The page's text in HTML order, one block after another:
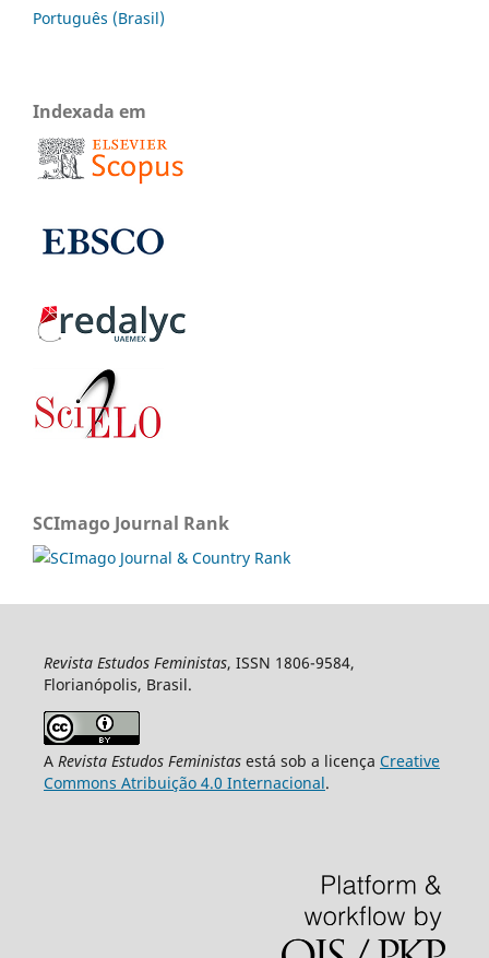
Português (Brasil)
Indexada em
SCImago Journal Rank
Revista Estudos Feministas, ISSN 1806-9584,
Florianópolis, Brasil.
A Revista Estudos Feministasestá sob a licença Creative
Commons Atribuição 4.0 Internacional.